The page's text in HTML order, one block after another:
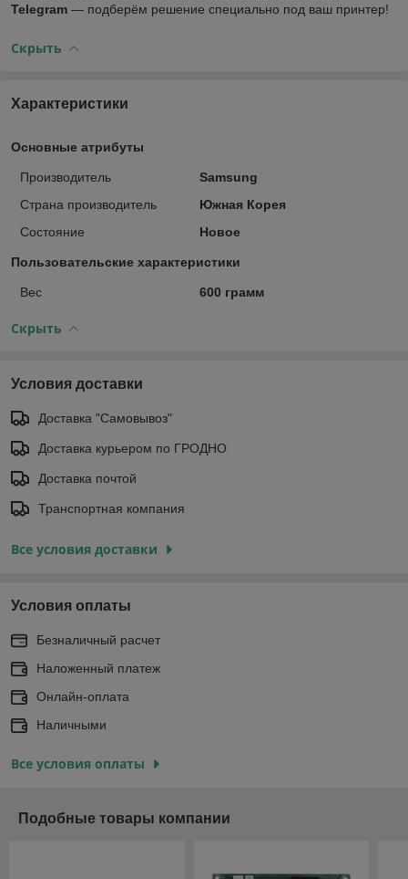
Telegram — подберём решение специально под ваш принтер!
Скрыть
Характеристики
Основные атрибуты
Производитель
Samsung
Страна производитель
Южная Корея
Состояние
Новое
Пользовательские характеристики
Вес 600 грамм
Скрыть
Условия доставки
Доставка "Самовывоз"
Доставка курьером по ГРОДНО
Доставка почтой
Транспортная компания
Все условия доставки
Условия оплаты
Безналичный расчет
Наложенный платеж
Онлайн-оплата
Наличными
Все условия оплаты
Подобные товары компании